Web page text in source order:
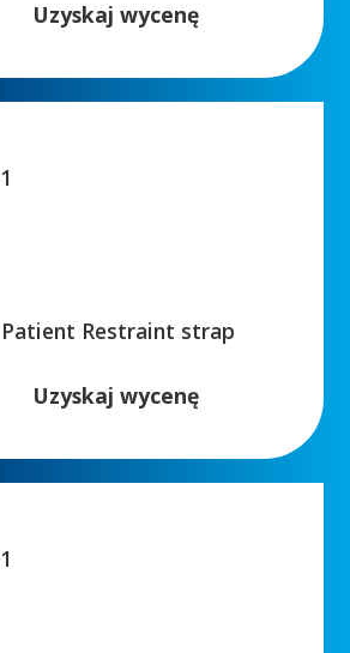
Uzyskaj wycenę
Patient Restraint strap
Uzyskaj wycenę